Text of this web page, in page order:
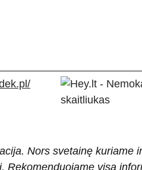
Nors svetainę kuriame
Rekomenduojame visą